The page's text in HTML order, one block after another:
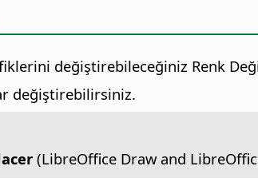
değiştirebileceğiniz Renk
değiştirebilirsiniz.
(LibreOffice Draw and